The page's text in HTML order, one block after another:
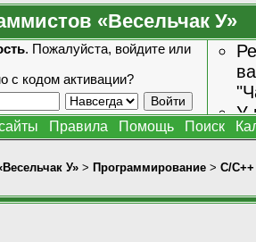
«Весельчак У»
. Пожалуйста, войдите или
с кодом активации?
У
Правила Помощь Поиск
У» > Программирование > C/C++